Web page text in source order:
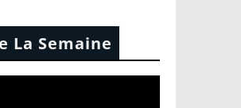
La Semaine